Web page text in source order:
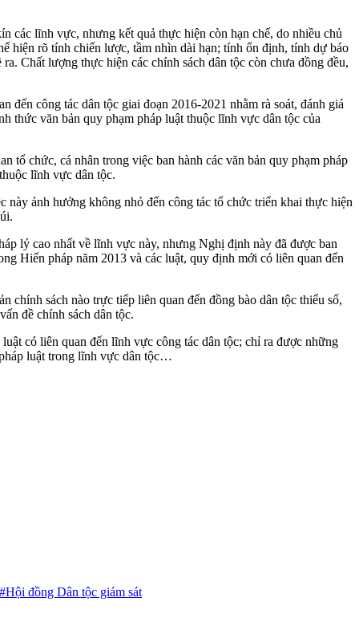
các lĩnh vực, nhưng kết quả thực hiện còn hạn chế, do nhiều chủ
hiện rõ tính chiến lược, tầm nhìn dài hạn; tính ổn định, tính dự báo
Chất lượng thực hiện các chính sách dân tộc còn chưa đồng đều,
công tác dân tộc giai đoạn 2016-2021 nhằm rà soát, đánh giá
thức văn bản quy phạm pháp luật thuộc lĩnh vực dân tộc của
tổ chức, cá nhân trong việc ban hành các văn bản quy phạm pháp
lĩnh vực dân tộc.
ảnh hưởng không nhỏ đến công tác tổ chức triển khai thực hiện
lý cao nhất về lĩnh vực này, nhưng Nghị định này đã được ban
Hiến pháp năm 2013 và các luật, quy định mới có liên quan đến
sách nào trực tiếp liên quan đến đồng bào dân tộc thiểu số,
đề chính sách dân tộc.
có liên quan đến lĩnh vực công tác dân tộc; chỉ ra được những
luật trong lĩnh vực dân tộc…
#Hội đồng Dân tộc giám sát